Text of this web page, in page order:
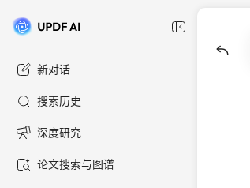
新对话
搜索历史
深度研究
论文搜索与图谱